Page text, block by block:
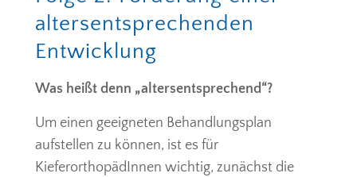
altersentsprechenden
Entwicklung
Was heißt denn „altersentsprechend“?
Um einen geeigneten Behandlungsplan
aufstellen zu können, ist es für
KieferorthopädInnen wichtig, zunächst die